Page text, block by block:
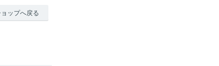
ョップへ戻る